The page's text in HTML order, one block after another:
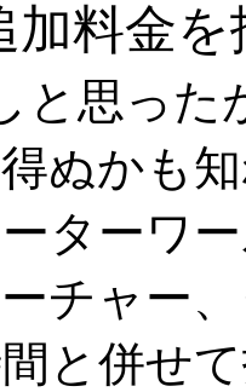
加料金
と思った
ぬかも
ターワ
チャー
と併せ